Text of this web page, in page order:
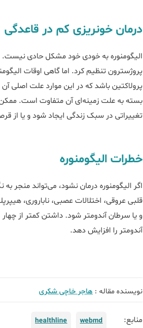
درمان خونریزی کم در قاعدگی
الیگومنوره به خودی خود مشکل حادی نیست.
پروژسترون تنظیم کرد. اما گاهی اوقات
پرولاکتین باشد که در این موارد علت اصلی آن
بسته به علت زمینه‌ای آن متفاوت است.
تغییراتی در سبک زندگی ایجاد شود و یا از
خطرات الیگومنوره
‌اگر الیگومنوره درمان نشود، می‌تواند منجر
قلبی عروقی، اختلالات عصبی، ناباروری،
و یا سرطان آندومتر شود. داشتن کمتر از
آندومتر را افزایش دهد.
نویسنده مقاله :هاجر خاچی شکری
منابع: webmd
healthline